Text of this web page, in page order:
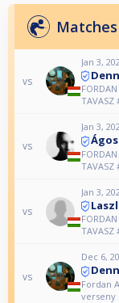
Matches
vs
Jan 3,
TAVASZ
vs
Jan 3,
TAVASZ
vs
Jan 3,
TAVASZ
vs
Dec 6,
Fordan
verseny